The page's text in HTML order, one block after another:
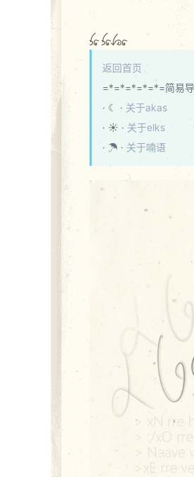
sa salia
返回首页
=*=*=*=*=*=简易
· ☾ · 关于akas
· ☀ · 关于elks
· ☂ · 关于喃语